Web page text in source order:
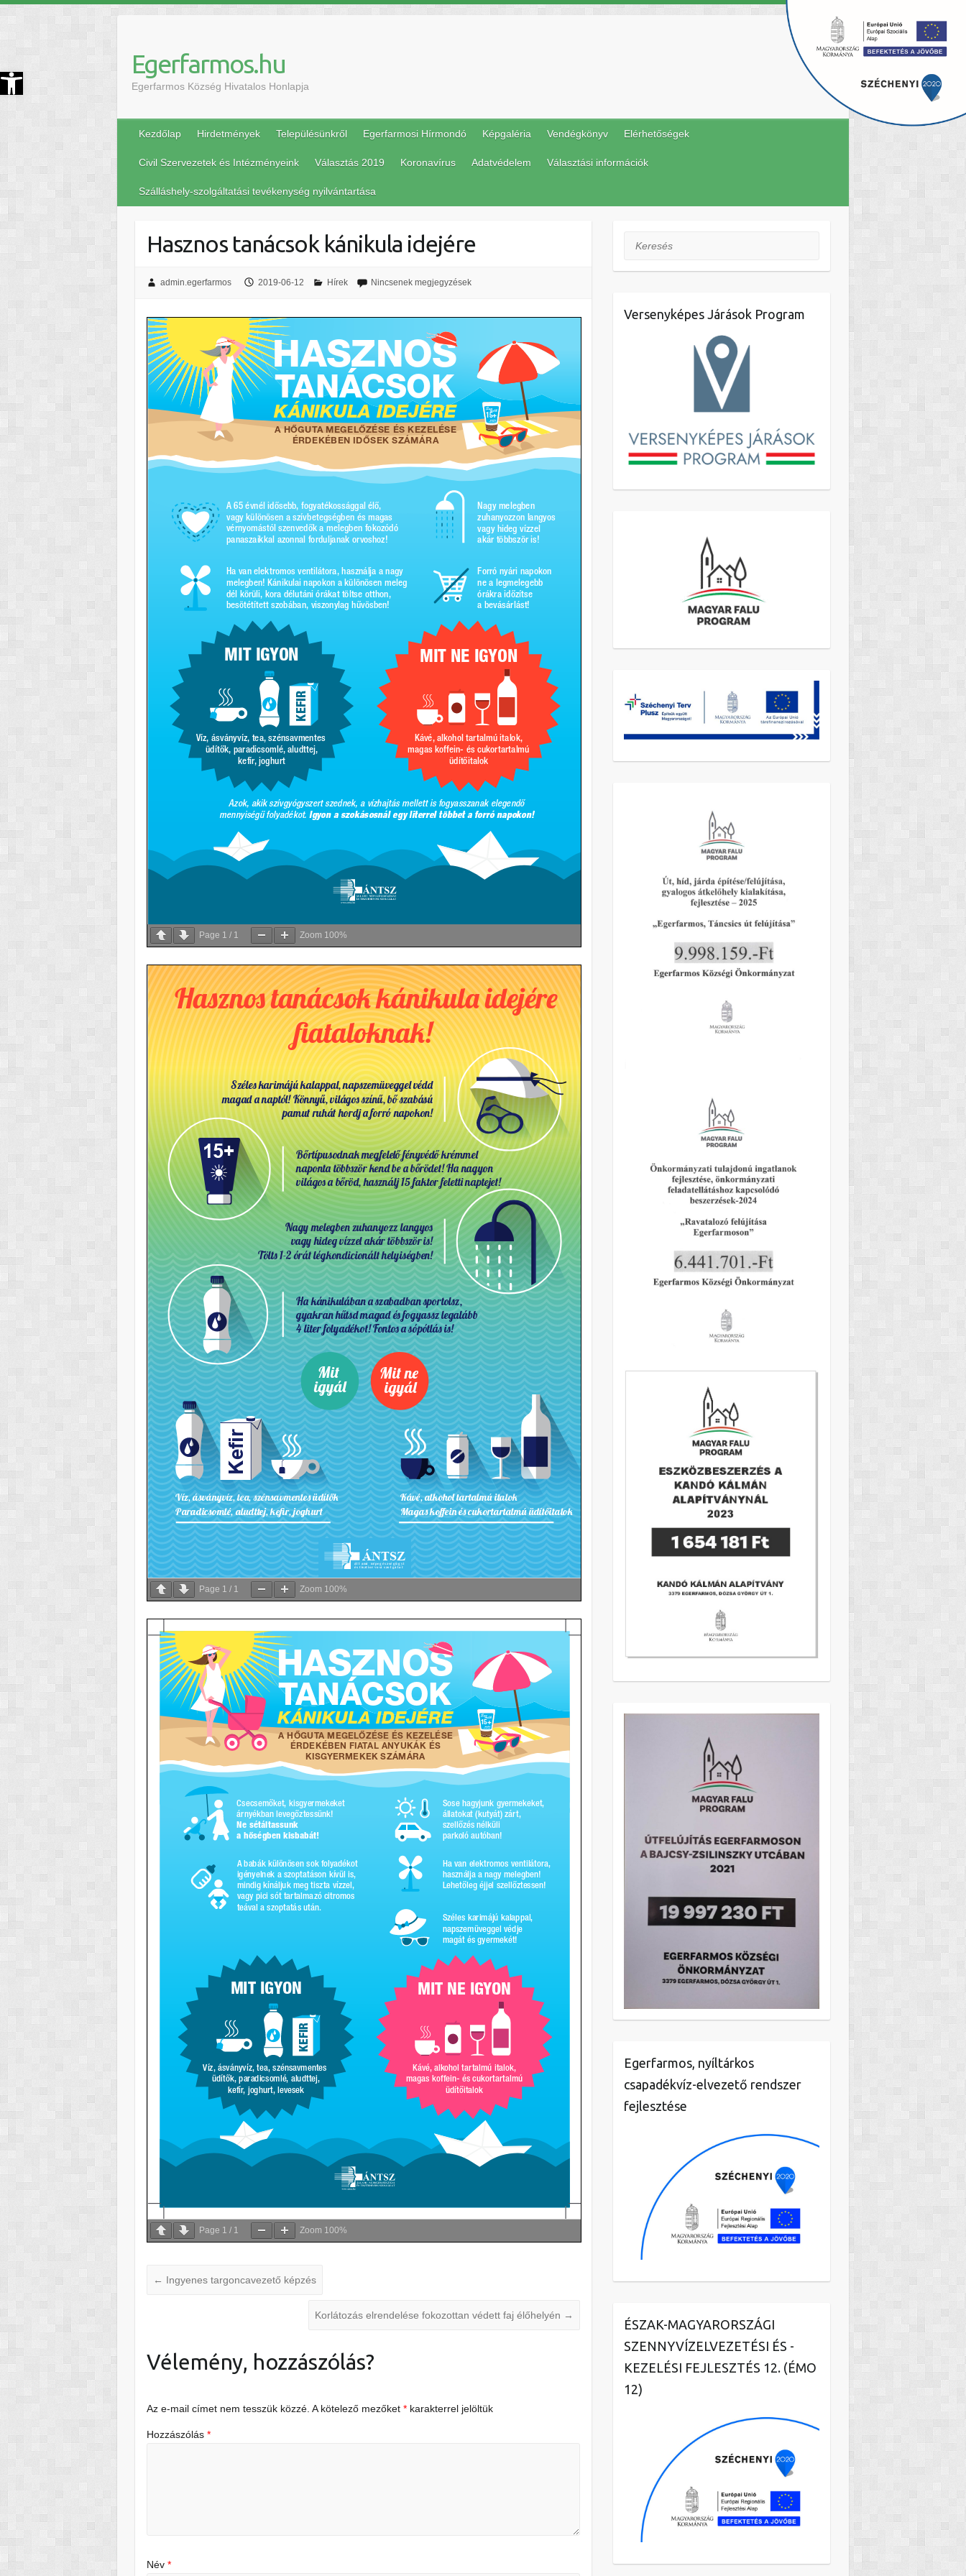
Eszköztár megnyitása Egerfarmos.hu
Egerfarmos Község Hivatalos Honlapja
Kezdőlap Hirdetmények Településünkről Egerfarmosi Hírmondó Képgaléria Vendégkönyv Elérhetőségek
Civil Szervezetek és Intézményeink Választás 2019 Koronavírus Adatvédelem Választási információk
Szálláshely-szolgáltatási tevékenység nyilvántartása
Hasznos tanácsok kánikula idejére
admin.egerfarmos 2019-06-12 Hírek Nincsenek megjegyzések
Page 1 / 1 Zoom 100%
Page 1 / 1 Zoom 100%
Page 1 / 1 Zoom 100%
← Ingyenes targoncavezető képzés
Korlátozás elrendelése fokozottan védett faj élőhelyén →
Vélemény, hozzászólás?
Az e-mail címet nem tesszük közzé. A kötelező mezőket* karakterrel jelöltük
Hozzászólás*
Név*
Keresés
Versenyképes Járások Program
Egerfarmos, nyíltárkos
csapadékvíz-elvezető rendszer
fejlesztése
ÉSZAK-MAGYARORSZÁGI
SZENNYVÍZELVEZETÉSI ÉS -
KEZELÉSI FEJLESZTÉS 12. (ÉMO
12)